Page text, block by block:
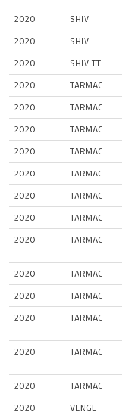
2020
SHIV
2020
SHIV
2020
SHIV TT
2020
TARMAC
2020
TARMAC
2020
TARMAC
2020
TARMAC
2020
TARMAC
2020
TARMAC
2020
TARMAC
2020
TARMAC
2020
TARMAC
2020
TARMAC
2020
TARMAC
2020
TARMAC
2020
TARMAC
2020
VENGE